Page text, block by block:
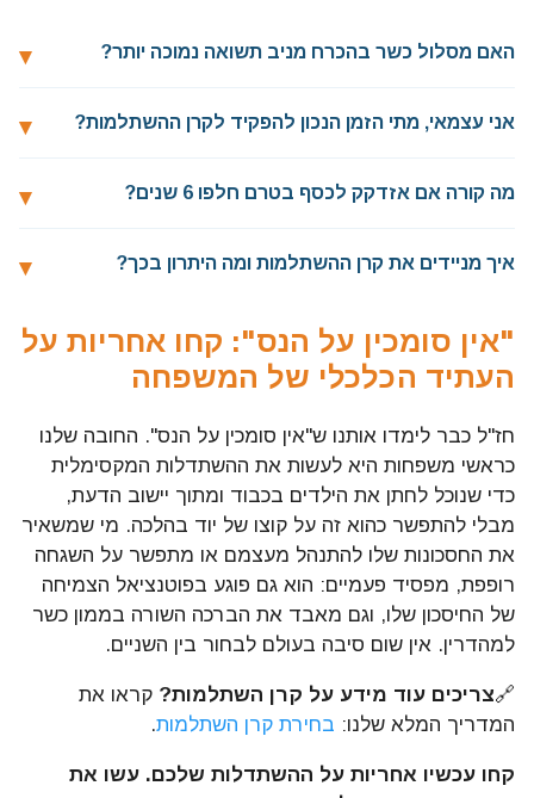
האם מסלול כשר בהכרח מניב תשואה נמוכה יותר?
אני עצמאי, מתי הזמן הנכון להפקיד לקרן ההשתלמות?
מה קורה אם אזדקק לכסף בטרם חלפו 6 שנים?
איך מניידים את קרן ההשתלמות ומה היתרון בכך?
"אין סומכין על הנס": קחו אחריות על
העתיד הכלכלי של המשפחה
חז"ל כבר לימדו אותנו ש"אין סומכין על הנס". החובה שלנו
כראשי משפחות היא לעשות את ההשתדלות המקסימלית
כדי שנוכל לחתן את הילדים בכבוד ומתוך יישוב הדעת,
מבלי להתפשר כהוא זה על קוצו של יוד בהלכה. מי שמשאיר
את החסכונות שלו להתנהל מעצמם או מתפשר על השגחה
רופפת, מפסיד פעמיים: הוא גם פוגע בפוטנציאל הצמיחה
של החיסכון שלו, וגם מאבד את הברכה השורה בממון כשר
למהדרין. אין שום סיבה בעולם לבחור בין השניים.
🔗צריכים עוד מידע על קרן השתלמות? קראו את
המדריך המלא שלנו: בחירת קרן השתלמות.
קחו עכשיו אחריות על ההשתדלות שלכם. עשו את